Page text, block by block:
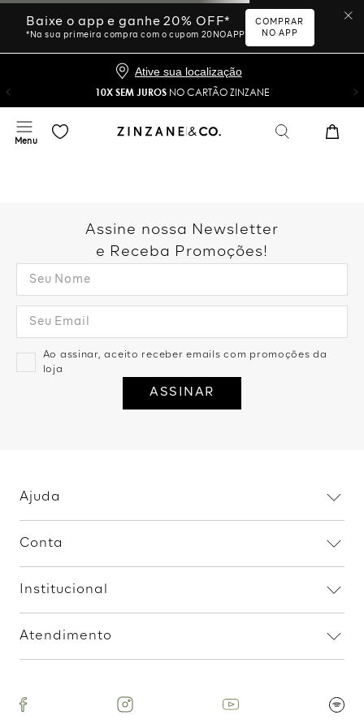
Ative sua localização
10X SEM JUROS NO CARTÃO ZINZANE
foi encontrada.
Vamos tentar novamente?